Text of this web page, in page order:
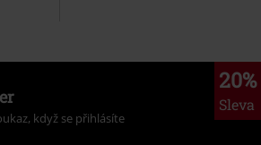
20%
Sleva
když se přihlásíte